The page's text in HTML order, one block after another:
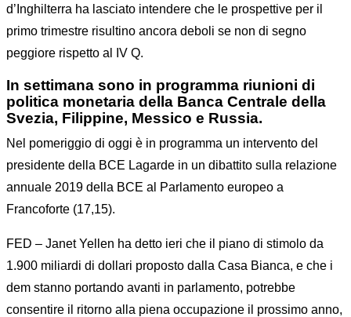
d’Inghilterra ha lasciato intendere che le prospettive per il
primo trimestre risultino ancora deboli se non di segno
peggiore rispetto al IV Q.
In settimana sono in programma riunioni di
politica monetaria della Banca Centrale della
Svezia, Filippine, Messico e Russia.
Nel pomeriggio di oggi è in programma un intervento del
presidente della BCE Lagarde in un dibattito sulla relazione
annuale 2019 della BCE al Parlamento europeo a
Francoforte (17,15).
FED – Janet Yellen ha detto ieri che il piano di stimolo da
1.900 miliardi di dollari proposto dalla Casa Bianca, e che i
dem stanno portando avanti in parlamento, potrebbe
consentire il ritorno alla piena occupazione il prossimo anno,